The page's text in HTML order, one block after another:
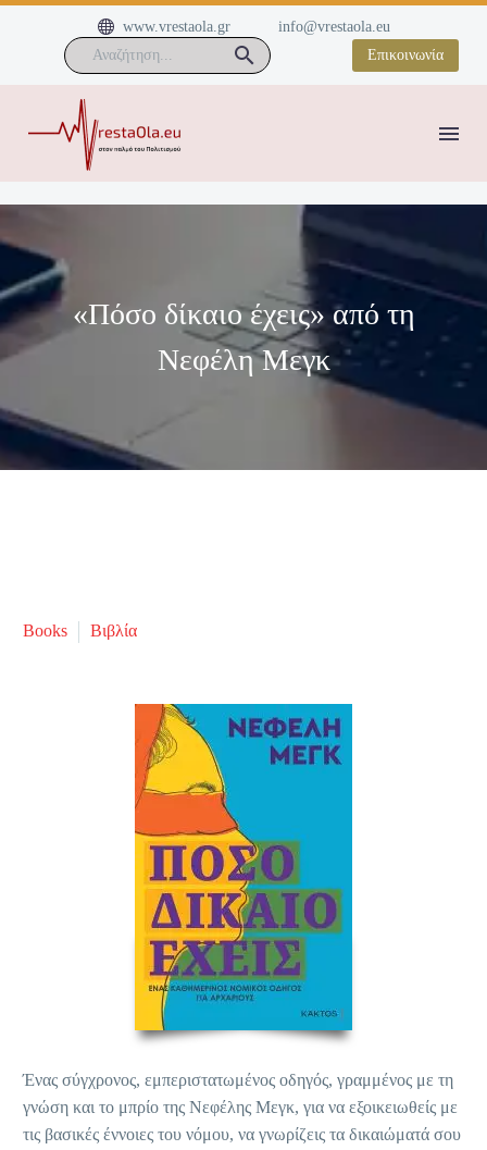

 www.vrestaola.gr
info@vrestaola.eu
Επικοινωνία
«Πόσο δίκαιο έχεις» από τη
Νεφέλη Μεγκ
Books Βιβλία
Ένας σύγχρονος, εμπεριστατωμένος οδηγός, γραμμένος με τη
γνώση και το μπρίο της Νεφέλης Μεγκ, για να εξοικειωθείς με
τις βασικές έννοιες του νόμου, να γνωρίζεις τα δικαιώματά σου